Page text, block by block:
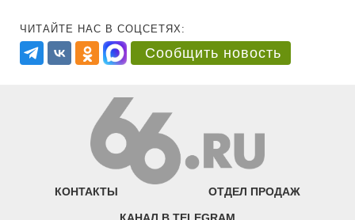
ЧИТАЙТЕ НАС В СОЦСЕТЯХ:
Сообщить новость
КОНТАКТЫ ОТДЕЛ ПРОДАЖ
КАНАЛ В TELEGRAM